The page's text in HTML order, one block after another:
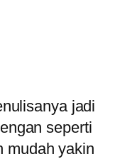
jadi
seperti
mudah yakin